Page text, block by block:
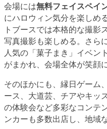
会場には無料フェイスペイ
にハロウィン気分を楽しめ
トブースでは本格的な撮影
写真撮影も楽しめる。さら
人気の「菓子まき」イベン
がまかれ、会場全体が笑顔
そのほかにも、縁日ゲーム
ース、大道芸、チアやキッ
の体験会など多彩なコンテ
ンカーも多数出店し、地域